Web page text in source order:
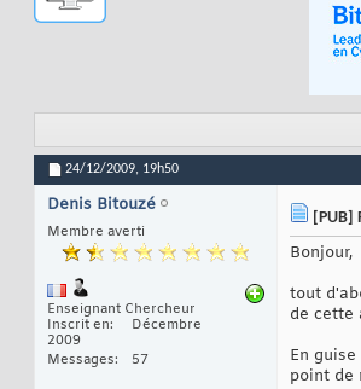
24/12/2009, 19h50
Denis Bitouzé
Membre averti
Enseignant Chercheur
Inscrit en
Décembre
2009
Messages
57
[PUB]
Bonjour,
tout
de cette
En
point de